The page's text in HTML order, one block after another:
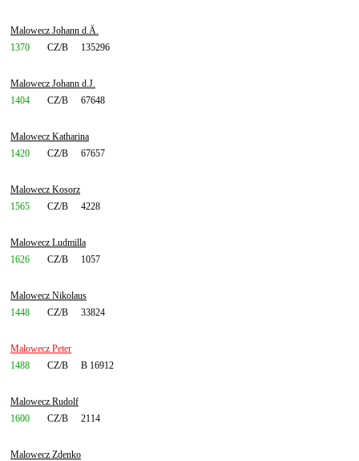
Malowecz Johann d.Ä.
1370
CZ/B 135296
Malowecz Johann d.J.
1404
CZ/B 67648
Malowecz Katharina
1420
CZ/B 67657
Malowecz Kosorz
1565
CZ/B 4228
Malowecz Ludmilla
1626
CZ/B 1057
Malowecz Nikolaus
1448
CZ/B 33824
Malowecz Peter
1488
CZ/B B 16912
Malowecz Rudolf
1600
CZ/B 2114
Malowecz Zdenko